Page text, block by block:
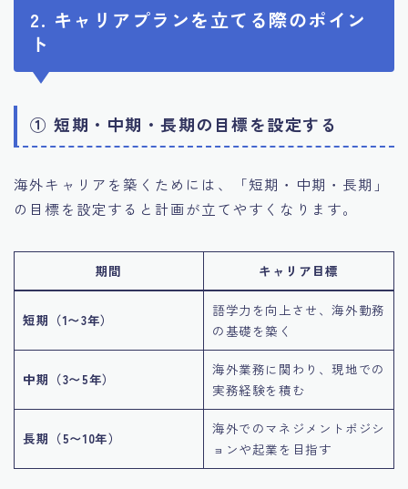
2. キャリアプランを立てる際のポイン
ト
① 短期・中期・長期の目標を設定する
海外キャリアを築くためには、「短期・中期・長期」
の目標を設定すると計画が立てやすくなります。
期間 キャリア目標
短期（1〜3年）
語学力を向上させ、海外勤務
の基礎を築く
中期（3〜5年）
海外業務に関わり、現地での
実務経験を積む
長期（5〜10年）
海外でのマネジメントポジシ
ョンや起業を目指す